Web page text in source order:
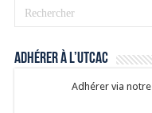
Adhérer à l’UTCAC
Adhérer via notre